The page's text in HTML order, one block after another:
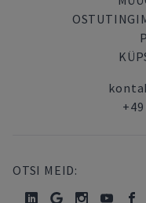
OTSI MEID: